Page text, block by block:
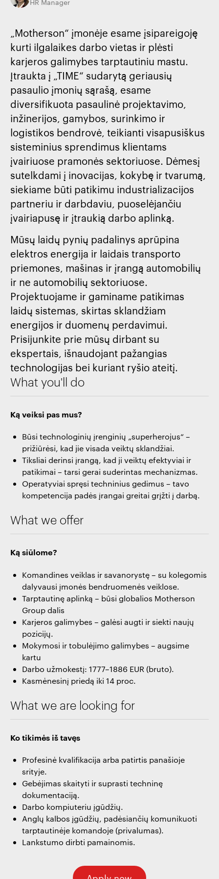
„Motherson“ įmonėje esame įsipareigoję
kurti ilgalaikes darbo vietas ir plėsti
karjeros galimybes tarptautiniu mastu.
Įtraukta į „TIME“ sudarytą geriausių
pasaulio įmonių sąrašą, esame
diversifikuota pasaulinė projektavimo,
inžinerijos, gamybos, surinkimo ir
logistikos bendrovė, teikianti visapusiškus
sisteminius sprendimus klientams
įvairiuose pramonės sektoriuose. Dėmesį
sutelkdami į inovacijas, kokybę ir tvarumą,
siekiame būti patikimu industrializacijos
partneriu ir darbdaviu, puoselėjančiu
įvairiapusę ir įtraukią darbo aplinką.
Mūsų laidų pynių padalinys aprūpina
elektros energija ir laidais transporto
priemones, mašinas ir įrangą automobilių
ir ne automobilių sektoriuose.
Projektuojame ir gaminame patikimas
laidų sistemas, skirtas sklandžiam
energijos ir duomenų perdavimui.
Prisijunkite prie mūsų dirbant su
ekspertais, išnaudojant pažangias
technologijas bei kuriant ryšio ateitį.
What you'll do
Ką veiksi pas mus?
Būsi technologinių įrenginių „superherojus“ –
prižiūrėsi, kad jie visada veiktų sklandžiai.
Tiksliai derinsi įrangą, kad ji veiktų efektyviai ir
patikimai – tarsi gerai suderintas mechanizmas.
Operatyviai spręsi techninius gedimus – tavo
kompetencija padės įrangai greitai grįžti į darbą.
What we offer
Ką siūlome?
Komandines veiklas ir savanorystę – su kolegomis
dalyvausi įmonės bendruomenės veiklose.
Tarptautinę aplinką – būsi globalios Motherson
Group dalis
Karjeros galimybes – galėsi augti ir siekti naujų
pozicijų.
Mokymosi ir tobulėjimo galimybes – augsime
kartu
Darbo užmokestį: 1777–1886 EUR (bruto).
Kasmėnesinį priedą iki 14 proc.
What we are looking for
Ko tikimės iš tavęs
Profesinė kvalifikacija arba patirtis panašioje
srityje.
Gebėjimas skaityti ir suprasti techninę
dokumentaciją.
Darbo kompiuteriu įgūdžių.
Anglų kalbos įgūdžių, padėsiančių komunikuoti
tarptautinėje komandoje (privalumas).
Lankstumo dirbti pamainomis.